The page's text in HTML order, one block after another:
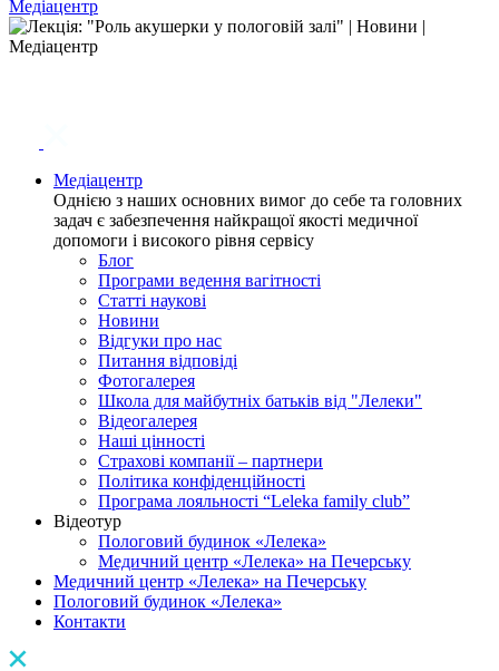
Медіацентр
Однією з наших основних вимог до себе та головних
задач є забезпечення найкращої якості медичної
допомоги і високого рівня сервісу
Блог
Програми ведення вагітності
Статті наукові
Новини
Відгуки про нас
Питання відповіді
Фотогалерея
Школа для майбутніх батьків від "Лелеки"
Відеогалерея
Наші цінності
Страхові компанії – партнери
Політика конфіденційності
Програма лояльності “Leleka family club”
Відеотур
Пологовий будинок «Лелека»
Медичний центр «Лелека» на Печерську
Медичний центр «Лелека» на Печерську
Пологовий будинок «Лелека»
Контакти